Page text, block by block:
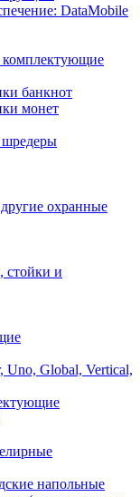
DataMobile
комплектующие
банкнот
монет
шредеры
охранные
стойки и
Uno, Global, Vertical,
напольные